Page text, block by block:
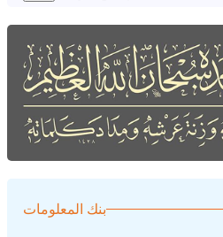
بنك المعلومات